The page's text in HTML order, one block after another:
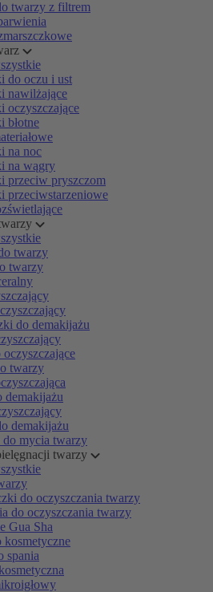
twarzy z filtrem
do oczu i ust
nawilżające
oczyszczające
błotne
na noc
na wągry
przeciw pryszczom
przeciwstarzeniowe
twarzy
twarzy
do demakijażu
twarzy
demakijażu
demakijażu
do mycia twarzy
twarzy
do oczyszczania twarzy
do oczyszczania twarzy
Gua Sha
kosmetyczne
spania